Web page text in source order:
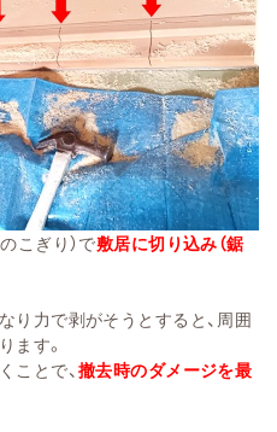
こぎり）で敷居に切り込み（鋸
り力で剥がそうとすると、周囲
ます。
ことで、撤去時のダメージを最